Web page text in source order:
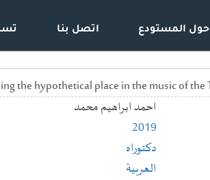
حول المستودع اتصل بنا
احمد ابراهيم محمد
2019
دكتوراه
العربية